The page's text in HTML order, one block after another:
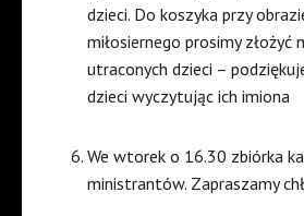
dzieci. Do koszyka przy
miłosiernego prosimy złożyć
utraconych dzieci –
dzieci wyczytując ich imiona
We wtorek o 16.30 zbiórka
ministrantów. Zapraszamy